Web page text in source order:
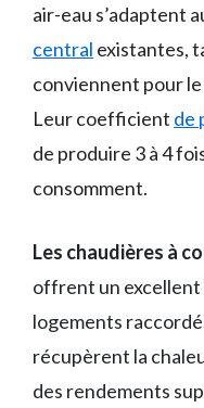
air-eau s’adaptent
central existantes,
conviennent pour
Leur coefficient de
de produire 3 à 4
consomment.
Les chaudières à
offrent un excellent
logements
récupèrent la
des rendements